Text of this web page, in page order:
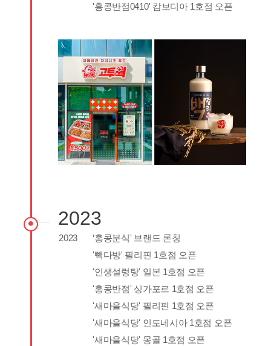
'홍콩반점0410' 캄보디아 1호점 오픈
2023
2023
‘홍콩분식' 브랜드 론칭
'빽다방' 필리핀 1호점 오픈
'인생설렁탕' 일본 1호점 오픈
'홍콩반점' 싱가포르 1호점 오픈
'새마을식당' 필리핀 1호점 오픈
'새마을식당' 인도네시아 1호점 오픈
'새마을식당' 몽골 1호점 오픈